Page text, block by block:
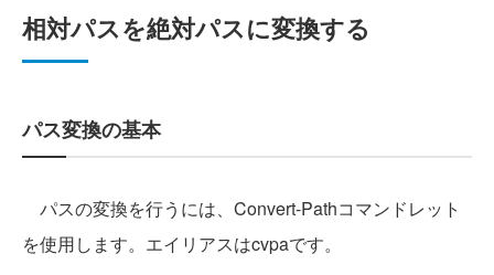
相対パスを絶対パスに変換する
パス変換の基本
パスの変換を行うには、Convert-Pathコマンドレット
を使用します。エイリアスはcvpaです。